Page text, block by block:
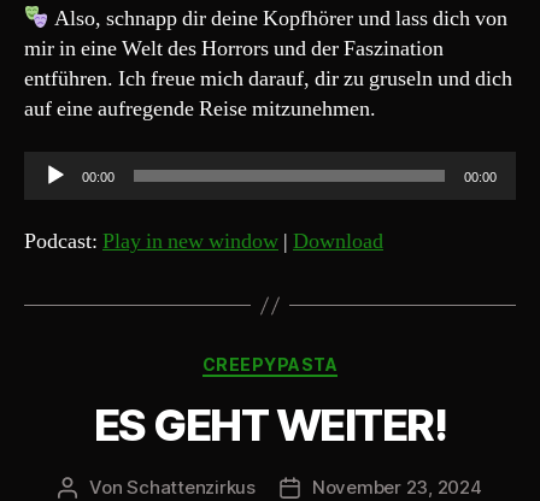
Also, schnapp dir deine Kopfhörer und lass dich von
mir in eine Welt des Horrors und der Faszination
entführen. Ich freue mich darauf, dir zu gruseln und dich
auf eine aufregende Reise mitzunehmen.
u
d
00:00 00:00
Podcast: Play in new window | Download
Kategorien
CREEPYPASTA
ES GEHT WEITER!
Beitragsautor
VonSchattenzirkus Beitragsdatum
November 23, 2024